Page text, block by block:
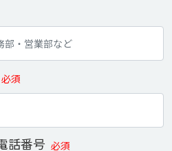
必須
話番号 必須